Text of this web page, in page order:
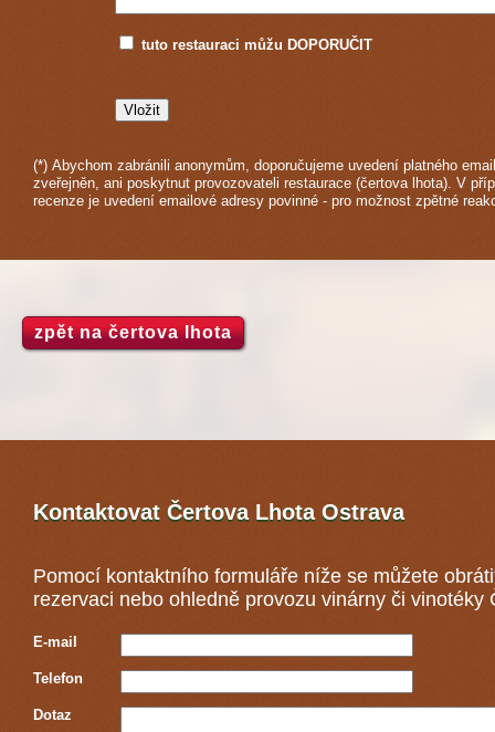
tuto restauraci můžu DOPORUČIT
(*) Abychom zabránili anonymům, doporučujeme uvedení platného
zveřejněn, ani poskytnut provozovateli restaurace (čertova lhota). V
recenze je uvedení emailové adresy povinné - pro možnost zpětné
zpět na čertova lhota
Kontaktovat Čertova Lhota Ostrava
Pomocí kontaktního formuláře níže se můžete
rezervaci nebo ohledně provozu vinárny či vinotéky
E-mail
Telefon
Dotaz